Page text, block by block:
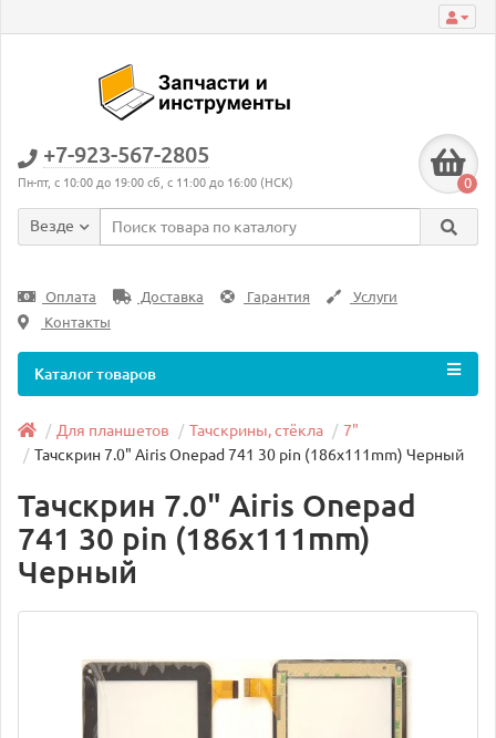
+7-923-567-2805
Пн-пт, с 10:00 до 19:00 сб, с 11:00 до 16:00 (НСК) 0
Везде
Оплата Доставка Гарантия
Услуги
Контакты
Каталог товаров
Для планшетов Тачскрины, стёкла
7"
Тачскрин 7.0" Airis Onepad 741 30 pin (186х111mm) Черный
Тачскрин 7.0" Airis Onepad
741 30 pin (186х111mm)
Черный